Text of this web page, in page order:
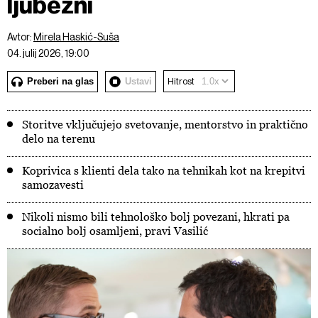
Avtor: Mirela Haskić-Suša
04. julij 2026, 19:00
Preberi na glas Ustavi Hitrost
Storitve vključujejo svetovanje, mentorstvo in praktično
delo na terenu
Koprivica s klienti dela tako na tehnikah kot na krepitvi
samozavesti
Nikoli nismo bili tehnološko bolj povezani, hkrati pa
socialno bolj osamljeni, pravi Vasilić